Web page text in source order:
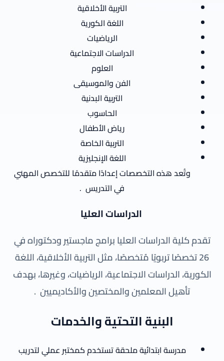
التربية الأخلاقية
اللغة الكورية
الرياضيات
الدراسات الاجتماعية
العلوم
الفن والموسيقى
التربية البدنية
الحاسوب
رياض الأطفال
التربية الخاصة
اللغة الإنجليزية
وتُعد هذه التخصصات إعدادًا متقدمًا للتخصص المهني
في التدريس .
الدراسات العليا
تقدم كلية الدراسات العليا برامج ماجستير ودكتوراه في
26 تخصصًا تربويًا مُتخصصًا، مثل التربية الأخلاقية، اللغة
الكورية، الدراسات الاجتماعية، الرياضيات، وغيرها، بهدف
تأهيل المعلمين والمختصين والأكاديميين .
البنية التحتية والخدمات
مدرسة ابتدائية ملحقة تستخدم كمختبر عملي لتدريب